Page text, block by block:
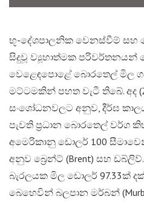
​භූ-දේශපාලනික වෙනස්වීම් සහ
සිදුවූ ව්‍යූහාත්මක පරිවර්තනයන්
වෙළෙඳපොළේ බොරතෙල් මිල
මට්ටමකින් පහත වැටී තිබේ. අද
සංශෝධනවලට අනුව, දීර්ඝ
පැවති ප්‍රධාන බොරතෙල් වර්ග
අමෙරිකානු ඩොලර් 100
අනුව බ්‍රෙන්ට් (Brent) සහ
බැරලයක මිල ඩොලර් 97.33ක්
බෙහෙවින් බලපාන මර්බන්